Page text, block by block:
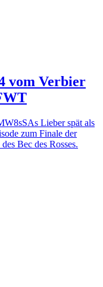
vom Verbier
Lieber spät als
zum Finale der
Bec des Rosses.